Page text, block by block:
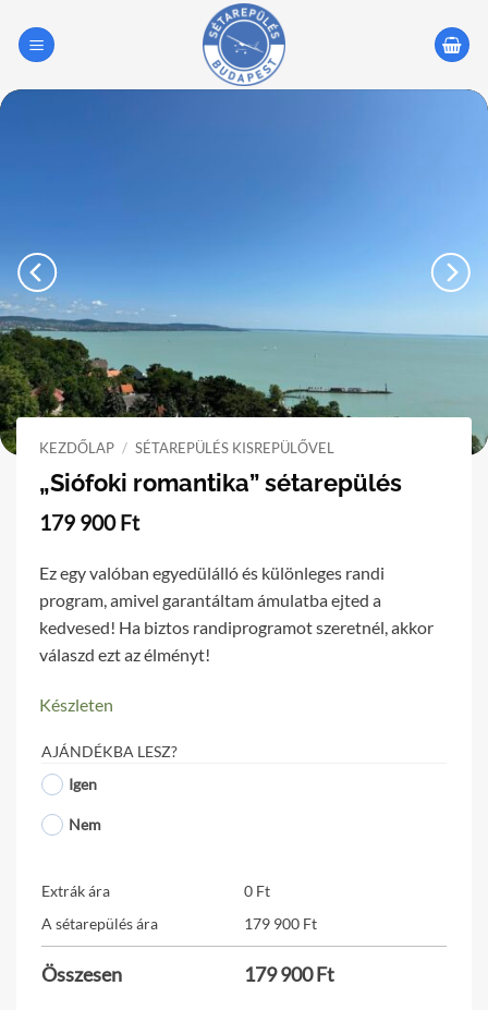
content
KEZDŐLAP / SÉTAREPÜLÉS KISREPÜLŐVEL
„Siófoki romantika” sétarepülés
179 900Ft
Ez egy valóban egyedülálló és különleges randi
program, amivel garantáltam ámulatba ejted a
kedvesed! Ha biztos randiprogramot szeretnél, akkor
válaszd ezt az élményt!
Készleten
AJÁNDÉKBA LESZ?
Igen
Nem
Extrák ára 0 Ft
A sétarepülés ára
179 900 Ft
Összesen 179 900Ft